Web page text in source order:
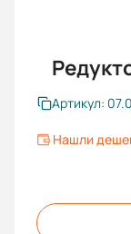
Артикул:
Нашли